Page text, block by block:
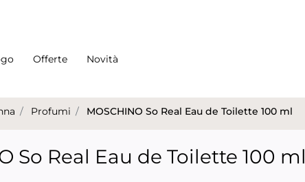
Offerte Novità
Profumi MOSCHINO So Real Eau de Toilette 100 ml
So Real Eau de Toilette 100 ml